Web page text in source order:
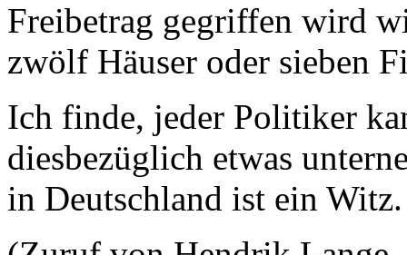
Freibetrag gegriffen wird
zwölf Häuser oder sieben
Ich finde, jeder Politiker
diesbezüglich etwas
in Deutschland ist ein